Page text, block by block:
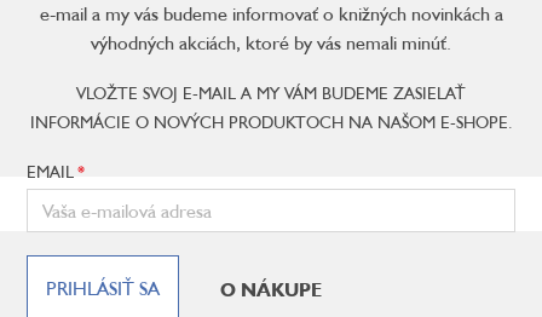
e-mail a my vás budeme informovať o knižných novinkách a
výhodných akciách, ktoré by vás nemali minúť.
VLOŽTE SVOJ E-MAIL A MY VÁM BUDEME ZASIELAŤ
INFORMÁCIE O NOVÝCH PRODUKTOCH NA NAŠOM E-SHOPE.
EMAIL
PRIHLÁSIŤ SA O NÁKUPE